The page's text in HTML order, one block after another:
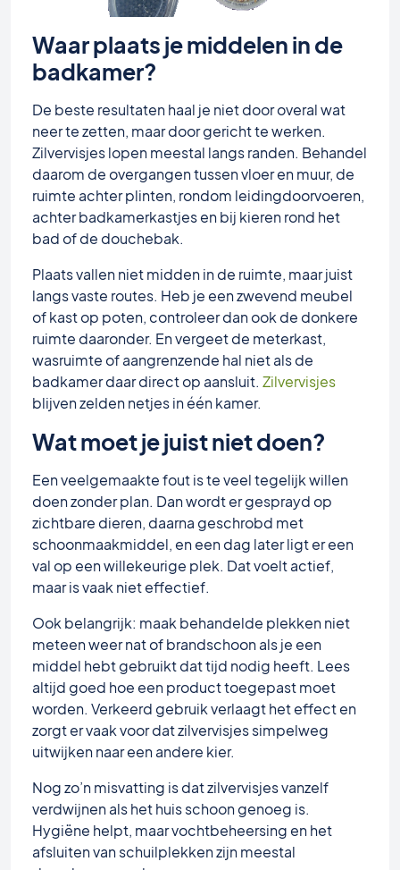
Waar plaats je middelen in de
badkamer?
De beste resultaten haal je niet door overal wat
neer te zetten, maar door gericht te werken.
Zilvervisjes lopen meestal langs randen. Behandel
daarom de overgangen tussen vloer en muur, de
ruimte achter plinten, rondom leidingdoorvoeren,
achter badkamerkastjes en bij kieren rond het
bad of de douchebak.
Plaats vallen niet midden in de ruimte, maar juist
langs vaste routes. Heb je een zwevend meubel
of kast op poten, controleer dan ook de donkere
ruimte daaronder. En vergeet de meterkast,
wasruimte of aangrenzende hal niet als de
badkamer daar direct op aansluit. Zilvervisjes
blijven zelden netjes in één kamer.
Wat moet je juist niet doen?
Een veelgemaakte fout is te veel tegelijk willen
doen zonder plan. Dan wordt er gesprayd op
zichtbare dieren, daarna geschrobd met
schoonmaakmiddel, en een dag later ligt er een
val op een willekeurige plek. Dat voelt actief,
maar is vaak niet effectief.
Ook belangrijk: maak behandelde plekken niet
meteen weer nat of brandschoon als je een
middel hebt gebruikt dat tijd nodig heeft. Lees
altijd goed hoe een product toegepast moet
worden. Verkeerd gebruik verlaagt het effect en
zorgt er vaak voor dat zilvervisjes simpelweg
uitwijken naar een andere kier.
Nog zo’n misvatting is dat zilvervisjes vanzelf
verdwijnen als het huis schoon genoeg is.
Hygiëne helpt, maar vochtbeheersing en het
afsluiten van schuilplekken zijn meestal